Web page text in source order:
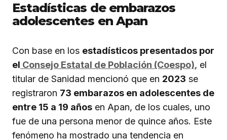
Estadísticas de embarazos
adolescentes en Apan
Con base en los estadísticos presentados por
el Consejo Estatal de Población (Coespo), el
titular de Sanidad mencionó que en 2023 se
registraron 73 embarazos en adolescentes de
entre 15 a 19 años en Apan, de los cuales, uno
fue de una persona menor de quince años. Este
fenómeno ha mostrado una tendencia en